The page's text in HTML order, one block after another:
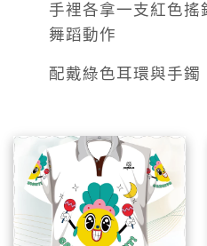
手裡各拿一支紅色
舞蹈動作
配戴綠色耳環與手鐲